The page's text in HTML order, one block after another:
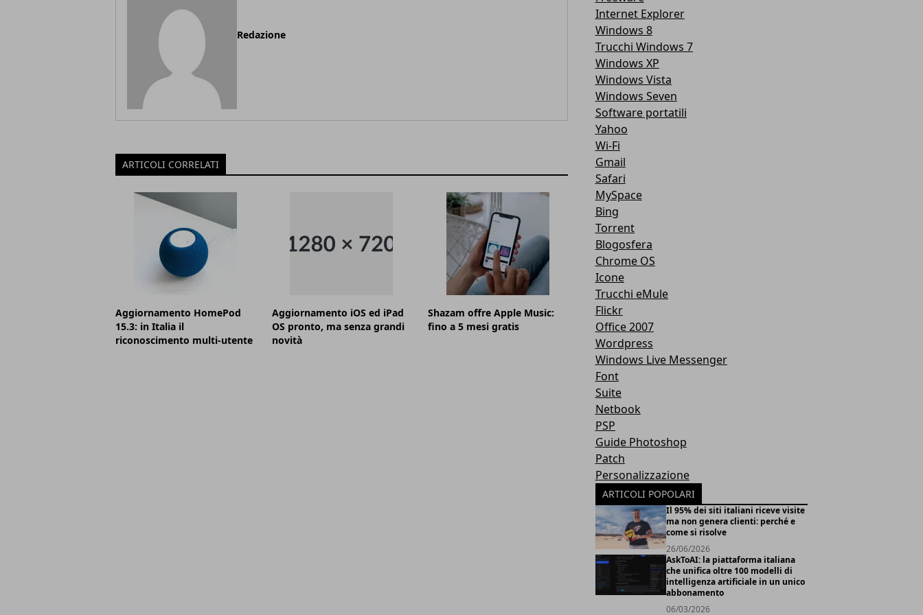
Redazione
ARTICOLI CORRELATI
Aggiornamento HomePod
15.3: in Italia il
riconoscimento multi-utente
Aggiornamento iOS ed iPad
OS pronto, ma senza grandi
novità
Shazam offre Apple Music:
fino a 5 mesi gratis
Internet Explorer
Windows 8
Trucchi Windows 7
Windows XP
Windows Vista
Windows Seven
Software portatili
Yahoo
Wi-Fi
Gmail
Safari
MySpace
Bing
Torrent
Blogosfera
Chrome OS
Icone
Trucchi eMule
Flickr
Office 2007
Wordpress
Windows Live Messenger
Font
Suite
Netbook
PSP
Guide Photoshop
Patch
Personalizzazione
ARTICOLI POPOLARI
Il 95% dei siti italiani riceve visite
ma non genera clienti: perché e
come si risolve
26/06/2026
AskToAI: la piattaforma italiana
che unifica oltre 100 modelli di
intelligenza artificiale in un unico
abbonamento
06/03/2026